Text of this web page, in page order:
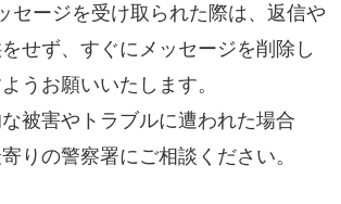
セージを受け取られた際は、返信や
せず、すぐにメッセージを削除し
うお願いいたします。
被害やトラブルに遭われた場合
りの警察署にご相談ください。